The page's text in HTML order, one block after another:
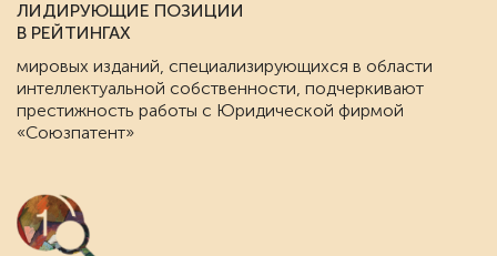
ЛИДИРУЮЩИЕ ПОЗИЦИИ
В РЕЙТИНГАХ
мировых изданий, специализирующихся в области
интеллектуальной собственности, подчеркивают
престижность работы с Юридической фирмой
«Союзпатент»